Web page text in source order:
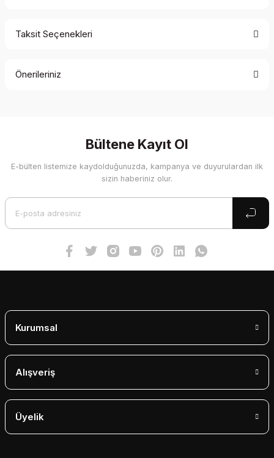
Taksit Seçenekleri
Önerileriniz
Görüş ve önerileriniz için teşekkür ederiz.
Ürün resmi kalitesiz, bozuk veya görüntülenemiyor.
Bültene Kayıt Ol
E-bülten listemize kaydolduğunuzda, kampanya ve duyurulardan ilk
sizin haberiniz olur.
Kurumsal
Alışveriş
Üyelik